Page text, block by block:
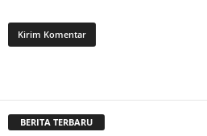
BERITA TERBARU